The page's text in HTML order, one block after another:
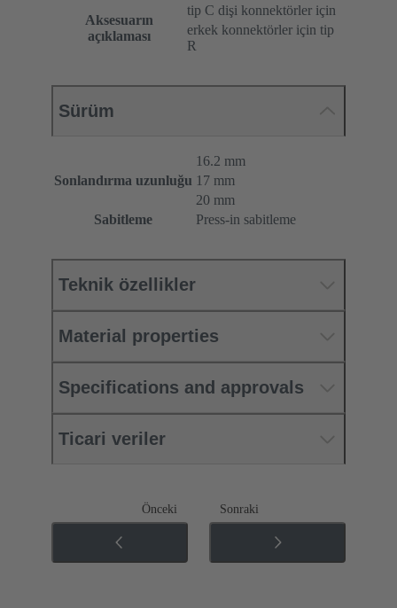
Aksesuarın
açıklaması
tip C dişi konnektörler için
erkek konnektörler için tip
R
Sürüm
Sonlandırma uzunluğu
16.2 mm
17 mm
20 mm
Sabitleme
Press-in sabitleme
Teknik özellikler
Material properties
Specifications and approvals
Ticari veriler
Önceki Sonraki